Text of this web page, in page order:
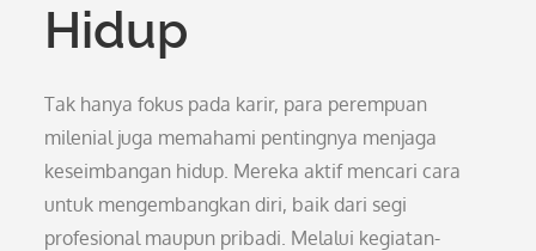
Hidup
Tak hanya fokus pada karir, para perempuan
milenial juga memahami pentingnya menjaga
keseimbangan hidup. Mereka aktif mencari cara
untuk mengembangkan diri, baik dari segi
profesional maupun pribadi. Melalui kegiatan-